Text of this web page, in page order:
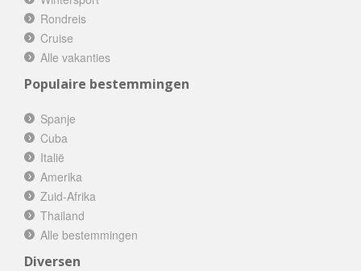
Rondreis
Cruise
Alle vakanties
Populaire bestemmingen
Spanje
Cuba
Italië
Amerika
Zuid-Afrika
Thailand
Alle bestemmingen
Diversen